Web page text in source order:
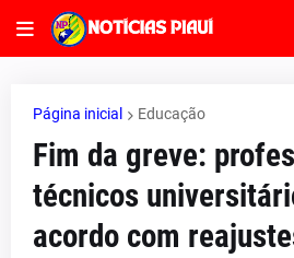
Página inicial Educação
Fim da greve:
técnicos
acordo com